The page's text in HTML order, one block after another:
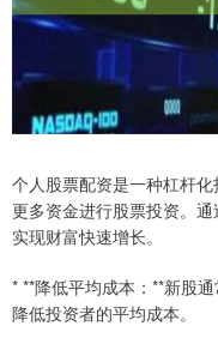
个人股票配资是一种杠杆
更多资金进行股票投资。
实现财富快速增长。
* **降低平均成本：**新股
降低投资者的平均成本。